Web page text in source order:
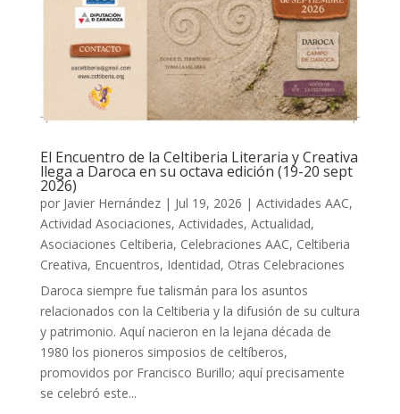
El Encuentro de la Celtiberia Literaria y Creativa
llega a Daroca en su octava edición (19-20 sept
2026)
por Javier Hernández| Jul 19, 2026 | Actividades AAC,
Actividad Asociaciones, Actividades, Actualidad,
Asociaciones Celtiberia, Celebraciones AAC, Celtiberia
Creativa, Encuentros, Identidad, Otras Celebraciones
Daroca siempre fue talismán para los asuntos
relacionados con la Celtiberia y la difusión de su cultura
y patrimonio. Aquí nacieron en la lejana década de
1980 los pioneros simposios de celtíberos,
promovidos por Francisco Burillo; aquí precisamente
se celebró este...